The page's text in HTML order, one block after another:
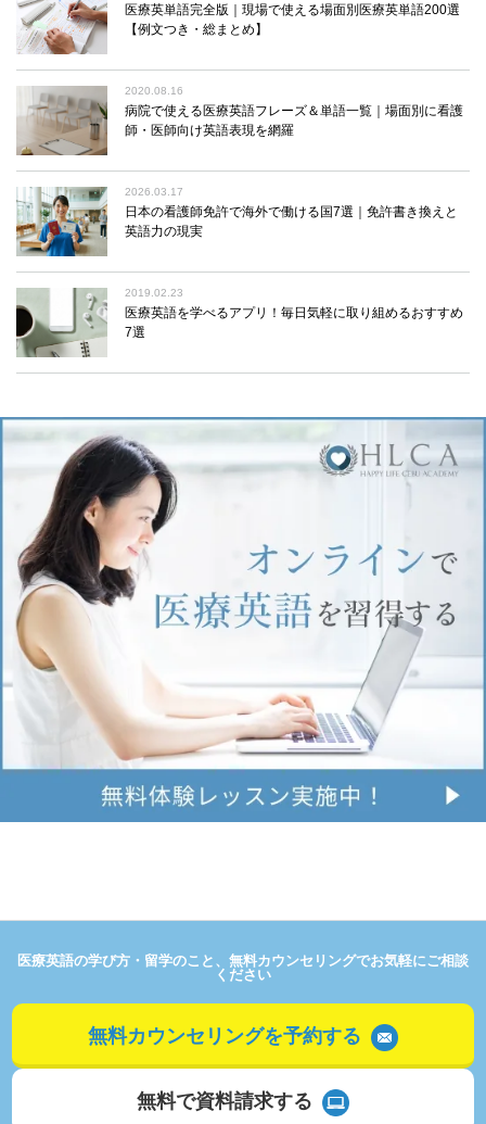
医療英単語完全版｜現場で使える場面別医療英単語200選
【例文つき・総まとめ】
2020.08.16
病院で使える医療英語フレーズ＆単語一覧｜場面別に看護
師・医師向け英語表現を網羅
2026.03.17
日本の看護師免許で海外で働ける国7選｜免許書き換えと
英語力の現実
2019.02.23
医療英語を学べるアプリ！毎日気軽に取り組めるおすすめ
7選
医療英語の学び方・留学のこと、無料カウンセリングでお気軽にご相談
ください
無料カウンセリングを予約する
無料で資料請求する